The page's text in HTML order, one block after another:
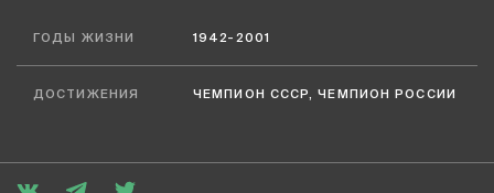
ГОДЫ ЖИЗНИ 1942-2001
ДОСТИЖЕНИЯ ЧЕМПИОН СССР, ЧЕМПИОН РОССИИ